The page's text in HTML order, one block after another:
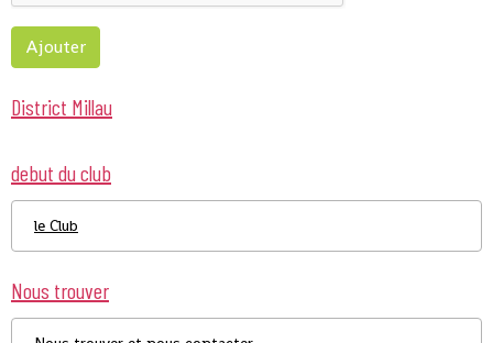
Ajouter
District Millau
debut du club
le Club
Nous trouver